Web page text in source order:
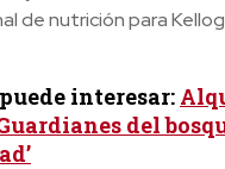
de nutrición para
interesar:
del